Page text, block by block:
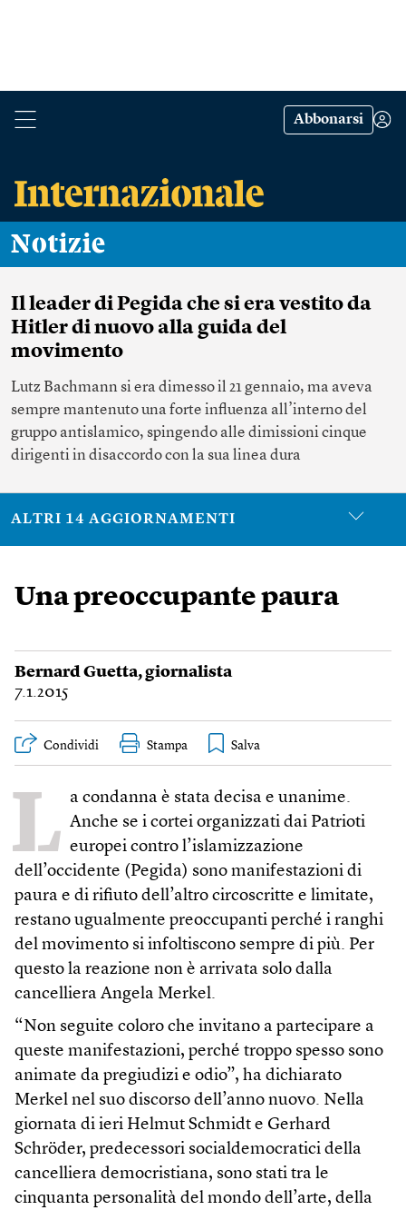
Abbonarsi
Notizie
Il leader di Pegida che si era vestito da
Hitler di nuovo alla guida del
movimento
Lutz Bachmann si era dimesso il 21 gennaio, ma aveva
sempre mantenuto una forte influenza all’interno del
gruppo antislamico, spingendo alle dimissioni cinque
dirigenti in disaccordo con la sua linea dura
ALTRI 14 AGGIORNAMENTI
Una preoccupante paura
Bernard Guetta, giornalista
7.1.2015
Condividi Stampa
L a condanna è stata decisa e unanime.
Anche se i cortei organizzati dai Patrioti
europei contro l’islamizzazione
dell’occidente (Pegida) sono manifestazioni di
paura e di rifiuto dell’altro circoscritte e limitate,
restano ugualmente preoccupanti perché i ranghi
del movimento si infoltiscono sempre di più. Per
questo la reazione non è arrivata solo dalla
cancelliera Angela Merkel.
“Non seguite coloro che invitano a partecipare a
queste manifestazioni, perché troppo spesso sono
animate da pregiudizi e odio”, ha dichiarato
Merkel nel suo discorso dell’anno nuovo. Nella
giornata di ieri Helmut Schmidt e Gerhard
Schröder, predecessori socialdemocratici della
cancelliera democristiana, sono stati tra le
cinquanta personalità del mondo dell’arte, della